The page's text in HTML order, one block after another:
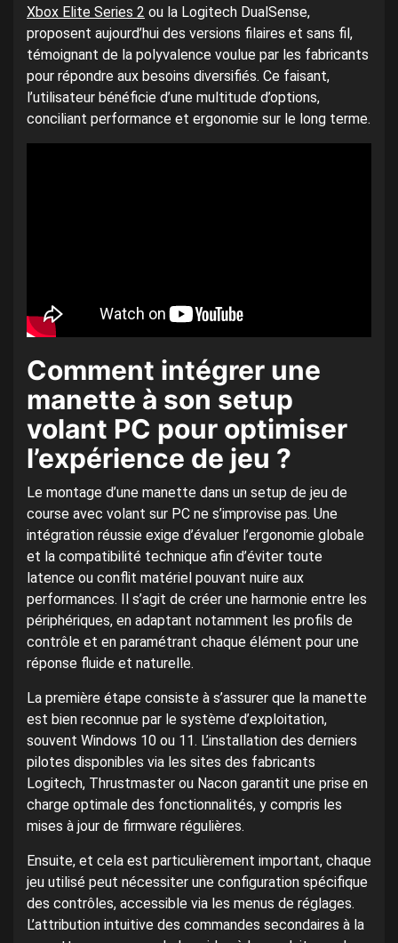
Xbox Elite Series 2 ou la Logitech DualSense,
proposent aujourd’hui des versions filaires et sans fil,
témoignant de la polyvalence voulue par les fabricants
pour répondre aux besoins diversifiés. Ce faisant,
l’utilisateur bénéficie d’une multitude d’options,
conciliant performance et ergonomie sur le long terme.
Comment intégrer une
manette à son setup
volant PC pour optimiser
l’expérience de jeu ?
Le montage d’une manette dans un setup de jeu de
course avec volant sur PC ne s’improvise pas. Une
intégration réussie exige d’évaluer l’ergonomie globale
et la compatibilité technique afin d’éviter toute
latence ou conflit matériel pouvant nuire aux
performances. Il s’agit de créer une harmonie entre les
périphériques, en adaptant notamment les profils de
contrôle et en paramétrant chaque élément pour une
réponse fluide et naturelle.
La première étape consiste à s’assurer que la manette
est bien reconnue par le système d’exploitation,
souvent Windows 10 ou 11. L’installation des derniers
pilotes disponibles via les sites des fabricants
Logitech, Thrustmaster ou Nacon garantit une prise en
charge optimale des fonctionnalités, y compris les
mises à jour de firmware régulières.
Ensuite, et cela est particulièrement important, chaque
jeu utilisé peut nécessiter une configuration spécifique
des contrôles, accessible via les menus de réglages.
L’attribution intuitive des commandes secondaires à la